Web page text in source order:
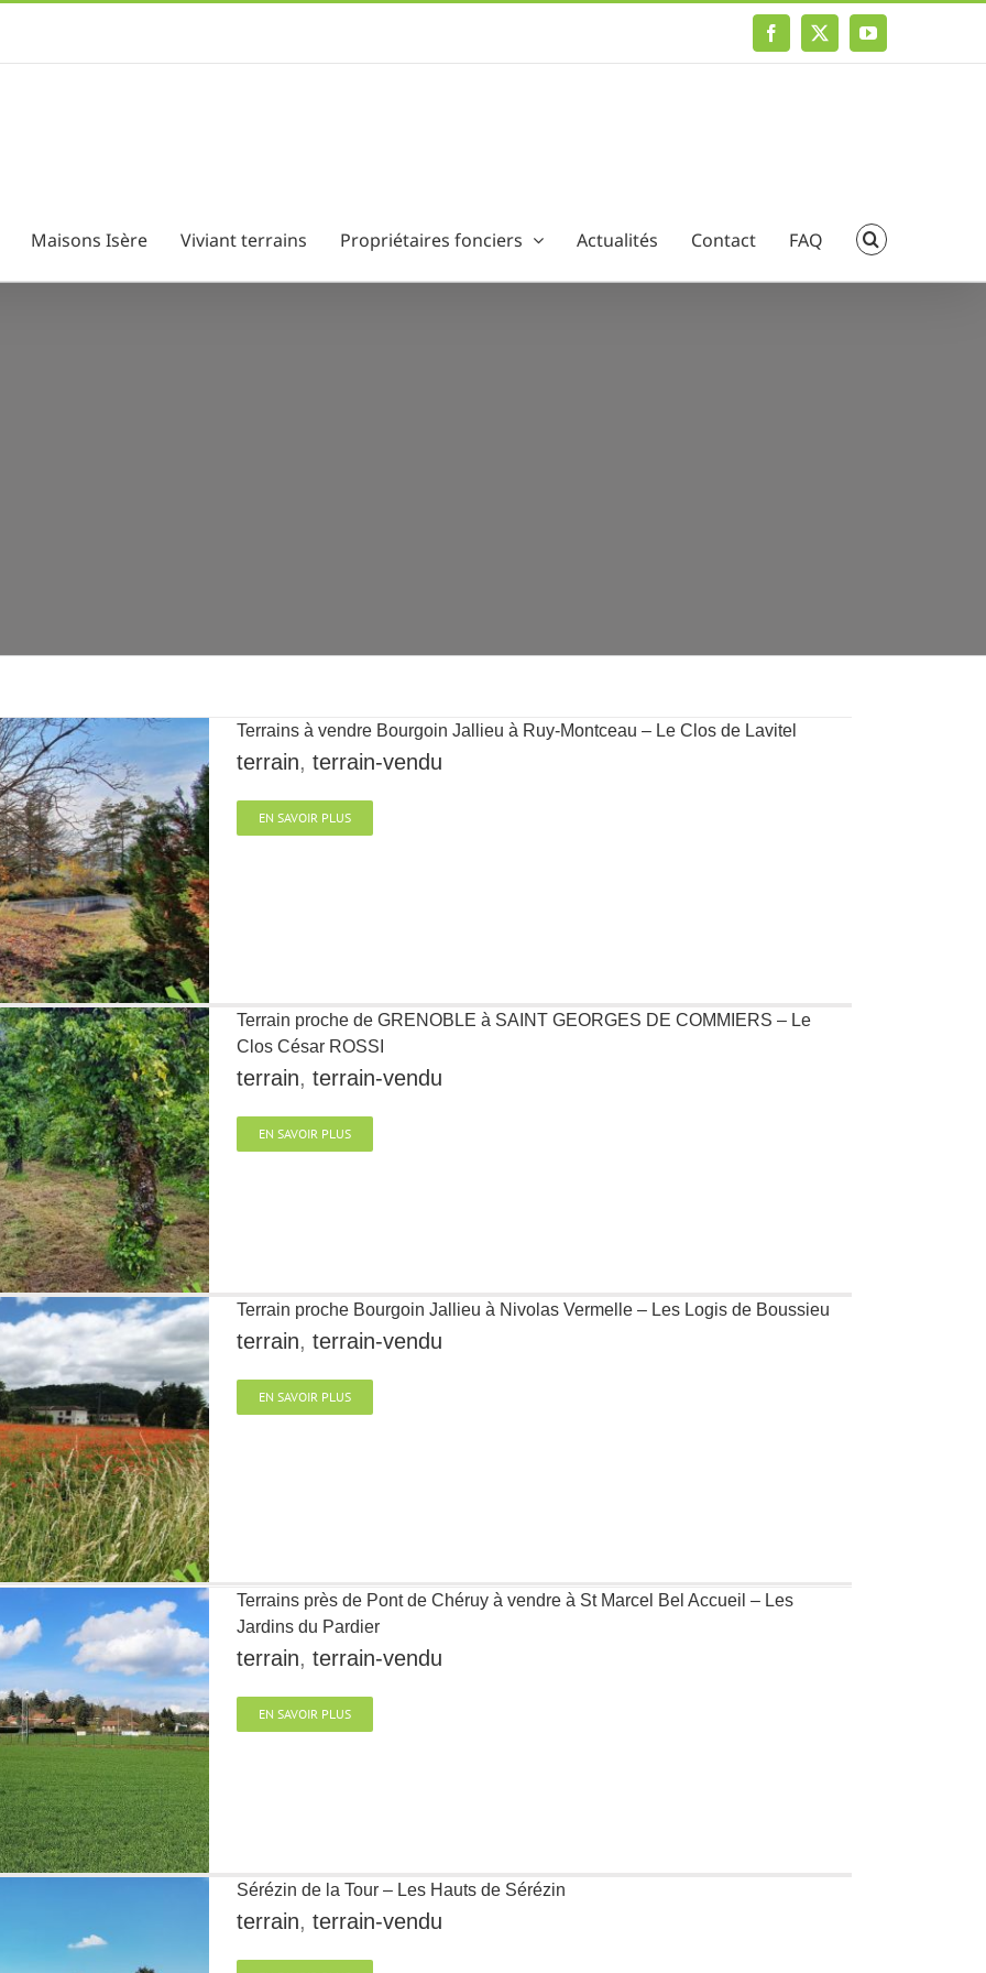
Facebook
X YouTube
Maisons Isère Viviant terrains Propriétaires fonciers Actualités Contact FAQ
Terrains à vendre Bourgoin Jallieu à Ruy-Montceau – Le Clos de Lavitel
terrain, terrain-vendu
EN SAVOIR PLUS
Terrain proche de GRENOBLE à SAINT GEORGES DE COMMIERS – Le
Clos César ROSSI
terrain, terrain-vendu
EN SAVOIR PLUS
Terrain proche Bourgoin Jallieu à Nivolas Vermelle – Les Logis de Boussieu
terrain, terrain-vendu
EN SAVOIR PLUS
Terrains près de Pont de Chéruy à vendre à St Marcel Bel Accueil – Les
Jardins du Pardier
terrain, terrain-vendu
EN SAVOIR PLUS
Sérézin de la Tour – Les Hauts de Sérézin
terrain, terrain-vendu